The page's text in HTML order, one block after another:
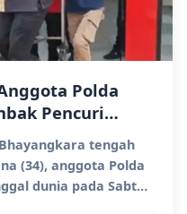
Polda
Pencuri
tengah
(34), anggota Polda
dunia pada Sabtu